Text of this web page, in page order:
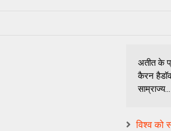
अतीत के
कैरन
साम्राज्य...
विश्व को